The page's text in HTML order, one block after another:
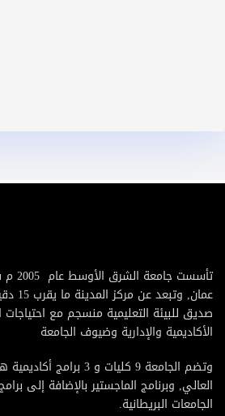
صديق للبيئة التعليمية منسجم مع احتياجات
الأكاديمية والإدارية وضيوف الجامعة
وتضم الجامعة 9 كليات و 3
العالي, وبرنامج الماجستير بالإضافة إلى
الجامعات البريطانية.